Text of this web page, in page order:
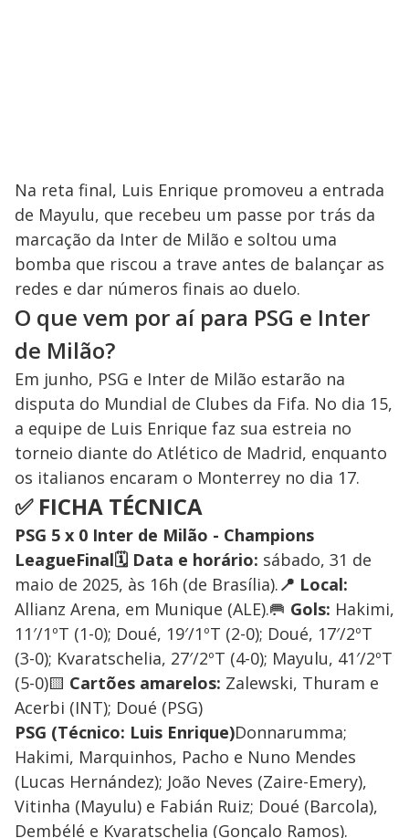
Na reta final, Luis Enrique promoveu a entrada
de Mayulu, que recebeu um passe por trás da
marcação da Inter de Milão e soltou uma
bomba que riscou a trave antes de balançar as
redes e dar números finais ao duelo.
O que vem por aí para PSG e Inter
de Milão?
Em junho, PSG e Inter de Milão estarão na
disputa do Mundial de Clubes da Fifa. No dia 15,
a equipe de Luis Enrique faz sua estreia no
torneio diante do Atlético de Madrid, enquanto
os italianos encaram o Monterrey no dia 17.
✅ FICHA TÉCNICA
PSG 5 x 0 Inter de Milão - Champions
LeagueFinal🗓️ Data e horário: sábado, 31 de
maio de 2025, às 16h (de Brasília).📍 Local:
Allianz Arena, em Munique (ALE).🥅 Gols: Hakimi,
11′/1ºT (1-0); Doué, 19′/1ºT (2-0); Doué, 17′/2ºT
(3-0); Kvaratschelia, 27′/2ºT (4-0); Mayulu, 41′/2ºT
(5-0)🟨 Cartões amarelos: Zalewski, Thuram e
Acerbi (INT); Doué (PSG)
PSG (Técnico: Luis Enrique)Donnarumma;
Hakimi, Marquinhos, Pacho e Nuno Mendes
(Lucas Hernández); João Neves (Zaire-Emery),
Vitinha (Mayulu) e Fabián Ruiz; Doué (Barcola),
Dembélé e Kvaratschelia (Gonçalo Ramos).